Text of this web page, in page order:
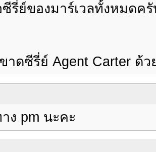
รี่ย์ของมาร์เวลทั้งหมด
าดซีรี่ย์ Agent Carter ด้
ง pm นะคะ